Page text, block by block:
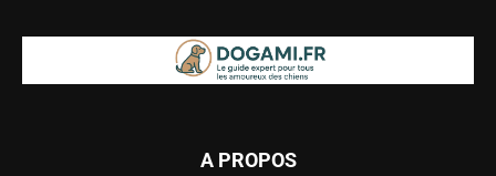
A PROPOS